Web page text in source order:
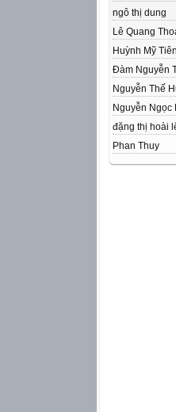
ngô thị dung
Lê Quang
Huỳnh Mỹ Tiên
Đàm Nguyễn
Nguyễn Thế
Nguyễn Ngọc
đặng thị hoài
Phan Thuy